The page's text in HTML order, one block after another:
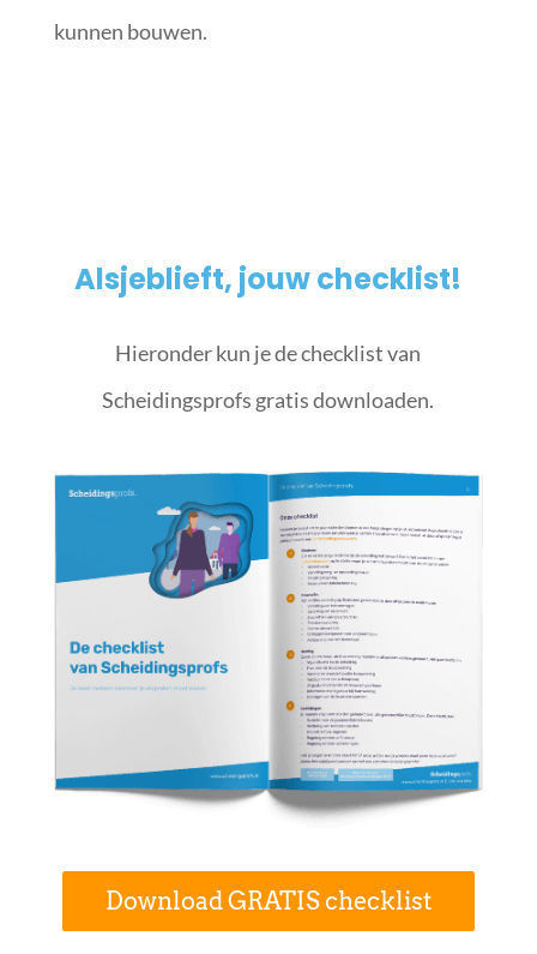
kunnen bouwen.
Alsjeblieft, jouw checklist!
Hieronder kun je de checklist van
Scheidingsprofs gratis downloaden.
Download GRATIS checklist